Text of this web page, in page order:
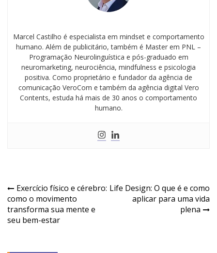
Marcel Castilho é especialista em mindset e comportamento
humano. Além de publicitário, também é Master em PNL –
Programação Neurolinguística e pós-graduado em
neuromarketing, neurociência, mindfulness e psicologia
positiva. Como proprietário e fundador da agência de
comunicação VeroCom e também da agência digital Vero
Contents, estuda há mais de 30 anos o comportamento
humano.
Exercício físico e cérebro:
como o movimento
transforma sua mente e
seu bem-estar
Life Design: O que é e como
aplicar para uma vida
plena